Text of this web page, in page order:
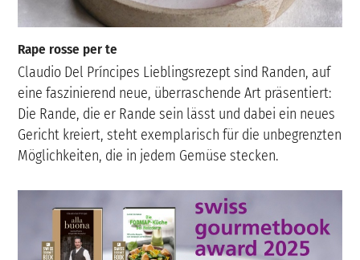
Rape rosse per te
Claudio Del Príncipes Lieblingsrezept sind Randen, auf
eine faszinierend neue, überraschende Art präsentiert:
Die Rande, die er Rande sein lässt und dabei ein neues
Gericht kreiert, steht exemplarisch für die unbegrenzten
Möglichkeiten, die in jedem Gemüse stecken.